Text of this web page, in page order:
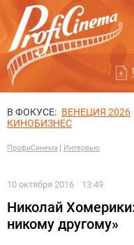
В ФОКУСЕ: ВЕНЕЦИЯ 2026
КИНОБИЗНЕС
ПрофиСинема Интервью
10 октября 2016 13:49
Николай
никому другому»